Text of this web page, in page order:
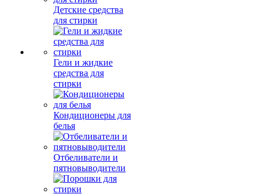
Детские средства
для стирки
Гели и жидкие
средства для
стирки
Кондиционеры для
белья
Отбеливатели и
пятновыводители